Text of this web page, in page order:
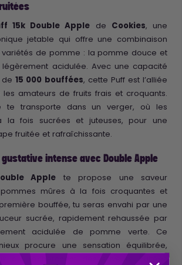
15k Double Apple de Cookies, une
jetable qui offre une combinaison
de pomme : la pomme douce et
acidulée. Avec une capacité
de15 000 bouffées, cette Puff est l’alliée
amateurs de fruits frais et croquants.
te transporte dans un verger, où les
la fois sucrées et juteuses, pour une
fruitée et rafraîchissante.
gustative intense avec Double Apple
Apple te propose une saveur
mûres à la fois croquantes et
bouffée, tu seras envahi par une
sucrée, rapidement rehaussée par
acidulée de pomme verte. Ce
procure une sensation équilibrée,
qui recherchent des saveurs fruitées